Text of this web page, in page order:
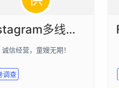
Instagram多线程全自动私域引流工具【引流/截流】
诚信经营，童嫂无期！
调查